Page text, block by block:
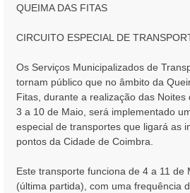
g
m
QUEIMA DAS FITAS
CIRCUITO ESPECIAL DE
Os Serviços Municipalizados de
tornam público que no âmbito da
Fitas, durante a realização das
3 a 10 de Maio, será implementado
especial de transportes que ligará as
pontos da Cidade de Coimbra.
Este transporte funciona de 4 a 11 de
(última partida), com uma frequência